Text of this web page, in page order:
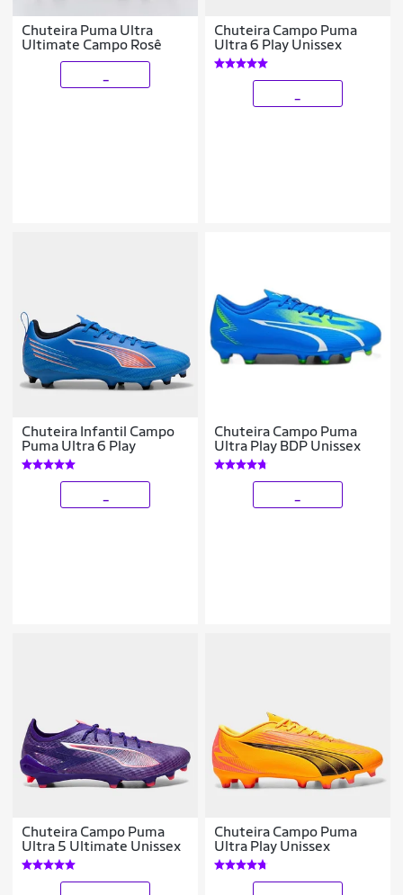
Chuteira Puma Ultra
Ultimate Campo Rosê
Chuteira Campo Puma
Ultra 6 Play Unissex
Chuteira Infantil Campo
Puma Ultra 6 Play
Chuteira Campo Puma
Ultra Play BDP Unissex
Chuteira Campo Puma
Ultra 5 Ultimate Unissex
Chuteira Campo Puma
Ultra Play Unissex